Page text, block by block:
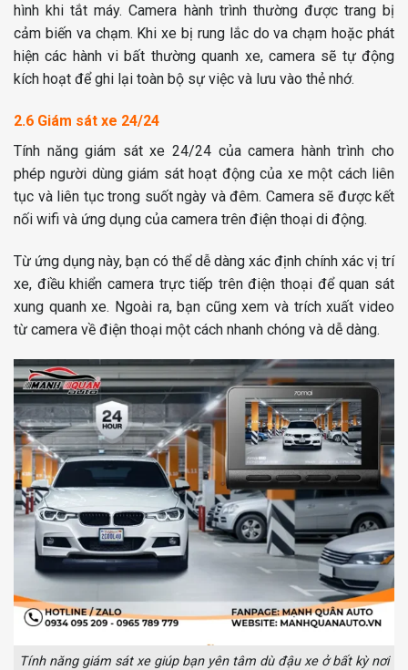
hình khi tắt máy. Camera hành trình thường được trang bị
cảm biến va chạm. Khi xe bị rung lắc do va chạm hoặc phát
hiện các hành vi bất thường quanh xe, camera sẽ tự động
kích hoạt để ghi lại toàn bộ sự việc và lưu vào thẻ nhớ.
2.6 Giám sát xe 24/24
Tính năng giám sát xe 24/24 của camera hành trình cho
phép người dùng giám sát hoạt động của xe một cách liên
tục và liên tục trong suốt ngày và đêm. Camera sẽ được kết
nối wifi và ứng dụng của camera trên điện thoại di động.
Từ ứng dụng này, bạn có thể dễ dàng xác định chính xác vị trí
xe, điều khiển camera trực tiếp trên điện thoại để quan sát
xung quanh xe. Ngoài ra, bạn cũng xem và trích xuất video
từ camera về điện thoại một cách nhanh chóng và dễ dàng.
Tính năng giám sát xe giúp bạn yên tâm dù đậu xe ở bất kỳ nơi